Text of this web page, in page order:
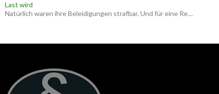
Last wird
Natürlich waren ihre Beleidigungen strafbar. Und für eine Re…